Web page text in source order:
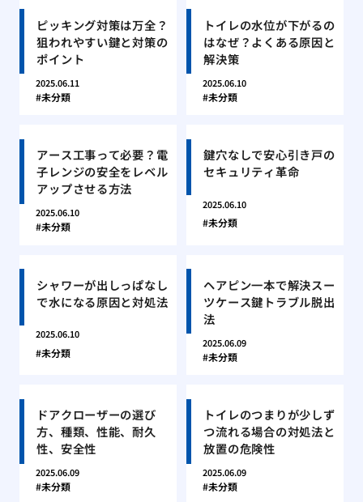
ピッキング対策は万全？
狙われやすい鍵と対策の
ポイント
2025.06.11
未分類
トイレの水位が下がるの
はなぜ？よくある原因と
解決策
2025.06.10
未分類
アース工事って必要？電
子レンジの安全をレベル
アップさせる方法
2025.06.10
未分類
鍵穴なしで安心引き戸の
セキュリティ革命
2025.06.10
未分類
シャワーが出しっぱなし
で水になる原因と対処法
2025.06.10
未分類
ヘアピン一本で解決スー
ツケース鍵トラブル脱出
法
2025.06.09
未分類
ドアクローザーの選び
方、種類、性能、耐久
性、安全性
2025.06.09
未分類
トイレのつまりが少しず
つ流れる場合の対処法と
放置の危険性
2025.06.09
未分類